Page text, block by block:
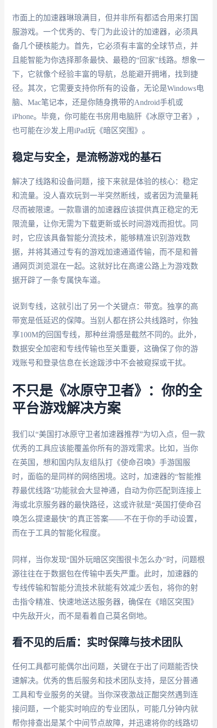
市面上的加速器琳琅满目，但并非所有都适合用来打国
服游戏。一个优秀的、专门为此设计的加速器，必须具
备几个硬核能力。首先，它必须有丰富的全球节点，并
且能智能为你选择那条最快、最稳的“回家”线路。想象一
下，它就像个经验丰富的导航，总能避开拥堵，找到捷
径。其次，它需要支持你所有的设备，无论是Windows电
脑、Mac笔记本，还是你随身携带的Android手机或
iPhone。毕竟，你可能在书房用电脑肝《冰原守卫者》，
也可能在沙发上用iPad玩《暗区突围》。
稳定与安全，是流畅游戏的基石
解决了线路和设备问题，接下来就是体验的核心：稳定
和流量。没人喜欢玩到一半突然断线，或者因为流量耗
尽而被限速。一款靠谱的加速器应该提供真正稳定的无
限流量，让你无需为下载更新或长时间游戏而担忧。同
时，它应该具备智能分流技术，能够精准识别游戏数
据，并将其通过专有的游戏加速通道传输，而不是和普
通网页浏览混在一起。这就好比在高速公路上为游戏数
据开辟了一条专属快车道。
说到专线，这就引出了另一个关键点：带宽。独享的高
带宽是低延迟的保障。当别人都在挤公共线路时，你独
享100M的回国专线，那种丝滑感是截然不同的。此外，
数据安全加密和专线传输也至关重要，这确保了你的游
戏账号和登录信息在长途跋涉中不会被窥探或干扰。
不只是《冰原守卫者》：你的全
平台游戏解决方案
我们以“美国打冰原守卫者加速器推荐”为切入点，但一款
优秀的工具应该能覆盖你所有的游戏需求。比如，当你
在英国，想和国内队友组队打《使命召唤》手游国服
时，面临的是同样的网络困境。这时，加速器的“智能推
荐最优线路”功能就会大显神通，自动为你匹配到连接上
海或北京服务器的最快路径，这或许就是“英国打使命召
唤怎么提速最快”的真正答案——不在于你的手动设置，
而在于工具的智能化程度。
同样，当你发现“国外玩暗区突围很卡怎么办”时，问题根
源往往在于数据包在传输中丢失严重。此时，加速器的
专线传输和智能分流技术就能有效减少丢包，将你的射
击指令精准、快速地送达服务器，确保在《暗区突围》
中先敌开火，而不是看着自己莫名倒地。
看不见的后盾：实时保障与技术团队
任何工具都可能偶尔出问题，关键在于出了问题能否快
速解决。优秀的售后服务和技术团队支持，是区分普通
工具和专业服务的关键。当你深夜激战正酣突然遇到连
接问题，一个能实时响应的专业团队，可能几分钟内就
帮你排查出是某个中间节点故障，并迅速将你的线路切